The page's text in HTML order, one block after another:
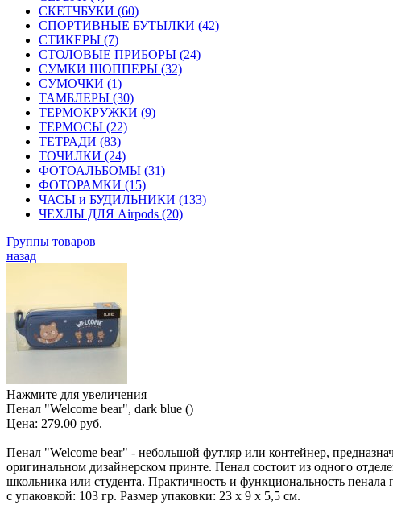
СКЕТЧБУКИ (60)
СПОРТИВНЫЕ БУТЫЛКИ (42)
СТИКЕРЫ (7)
СТОЛОВЫЕ ПРИБОРЫ (24)
СУМКИ ШОППЕРЫ (32)
СУМОЧКИ (1)
ТАМБЛЕРЫ (30)
ТЕРМОКРУЖКИ (9)
ТЕРМОСЫ (22)
ТЕТРАДИ (83)
ТОЧИЛКИ (24)
ФОТОАЛЬБОМЫ (31)
ФОТОРАМКИ (15)
ЧАСЫ и БУДИЛЬНИКИ (133)
ЧЕХЛЫ ДЛЯ Airpods (20)
Группы товаров
назад
Нажмите для увеличения
Пенал "Welcome bear", dark blue ()
Цена: 279.00 руб.
Пенал "Welcome bear" - небольшой футляр или контейнер,
оригинальном дизайнерском принте. Пенал состоит из одного
школьника или студента. Практичность и функциональность
с упаковкой: 103 гр. Размер упаковки: 23 х 9 х 5,5 см.